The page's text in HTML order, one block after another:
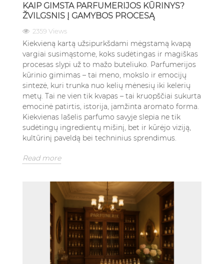
KAIP GIMSTA PARFUMERIJOS KŪRINYS?
ŽVILGSNIS Į GAMYBOS PROCESĄ
2359 Views
Kiekvieną kartą užsipurkšdami mėgstamą kvapą
vargiai susimąstome, koks sudėtingas ir magiškas
procesas slypi už to mažo buteliuko. Parfumerijos
kūrinio gimimas – tai meno, mokslo ir emocijų
sintezė, kuri trunka nuo kelių mėnesių iki kelerių
metų. Tai ne vien tik kvapas – tai kruopščiai sukurta
emocinė patirtis, istorija, įamžinta aromato forma.
Kiekvienas lašelis parfumo savyje slepia ne tik
sudėtingų ingredientų mišinį, bet ir kūrėjo viziją,
kultūrinį paveldą bei techninius sprendimus.
Read more